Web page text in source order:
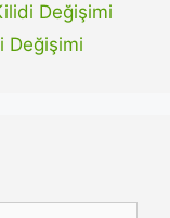
Değişimi
Değişimi